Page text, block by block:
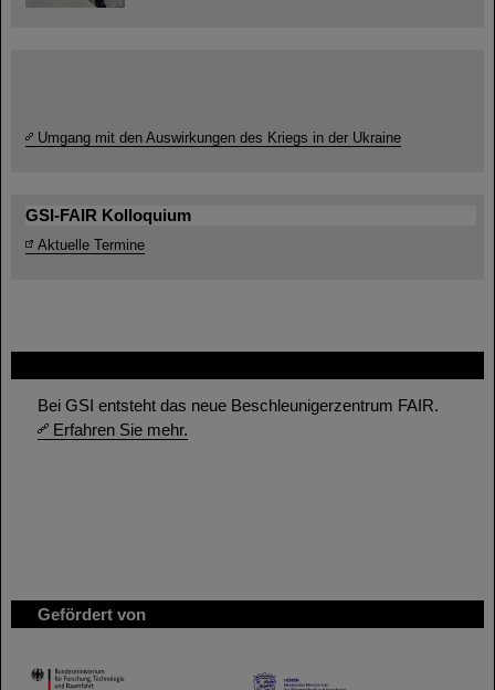
Bei GSI entsteht das neue Beschleunigerzentrum FAIR.
Erfahren Sie mehr.
Gefördert von
HMWK
Umgang mit den Auswirkungen des Kriegs in der Ukraine
GSI-FAIR Kolloquium
Aktuelle Termine